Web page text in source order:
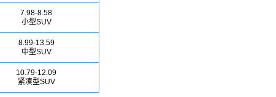
7.98-8.58
小型SUV
8.99-13.59
中型SUV
10.79-12.09
紧凑型SUV